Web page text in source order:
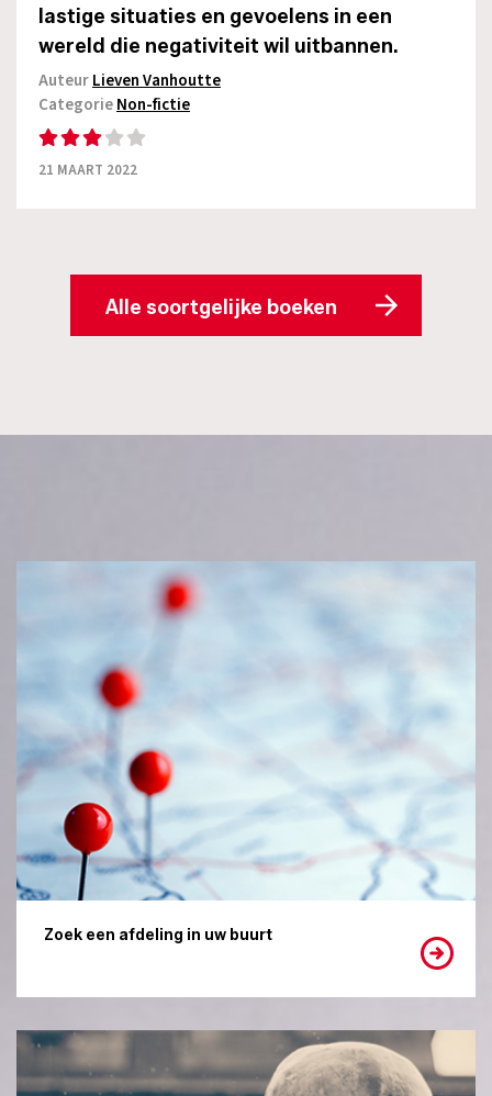
lastige situaties en gevoelens in een
wereld die negativiteit wil uitbannen.
AuteurLieven Vanhoutte
CategorieNon-fictie
21 MAART 2022
Alle soortgelijke boeken
Zoek een afdeling in uw buurt